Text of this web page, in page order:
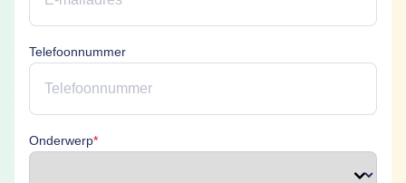
Telefoonnummer
Onderwerp*Onderwerp is verplicht